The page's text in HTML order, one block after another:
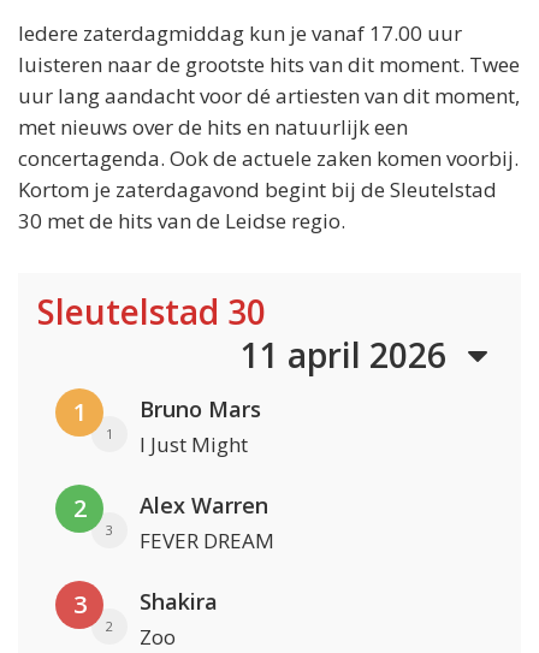
Iedere zaterdagmiddag kun je vanaf 17.00 uur
luisteren naar de grootste hits van dit moment. Twee
uur lang aandacht voor dé artiesten van dit moment,
met nieuws over de hits en natuurlijk een
concertagenda. Ook de actuele zaken komen voorbij.
Kortom je zaterdagavond begint bij de Sleutelstad
30 met de hits van de Leidse regio.
Sleutelstad 30
11 april 2026
1
1
Bruno Mars
I Just Might
2
3
Alex Warren
FEVER DREAM
3
2
Shakira
Zoo